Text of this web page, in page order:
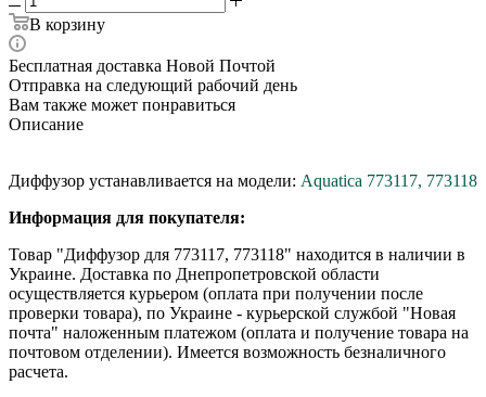
В корзину
Бесплатная доставка Новой Почтой
Отправка на следующий рабочий день
Вам также может понравиться
Описание
Диффузор устанавливается на модели: Aquatica 773117, 773118
Информация для покупателя:
Товар "Диффузор для 773117, 773118" находится в наличии в
Украине. Доставка по Днепропетровской области
осуществляется курьером (оплата при получении после
проверки товара), по Украине - курьерской службой "Новая
почта" наложенным платежом (оплата и получение товара на
почтовом отделении). Имеется возможность безналичного
расчета.